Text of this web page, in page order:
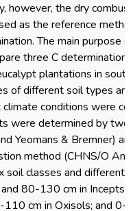
however, the dry
as the reference
The main purpose
three C determination
plantations in
of different soil types
conditions were
were determined by
Yeomans & Bremner)
method (CHNS/O
soil classes and different
80-130 cm in
110 cm in Oxisols; and